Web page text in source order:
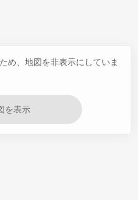
め、地図を非表示にしていま
を表示